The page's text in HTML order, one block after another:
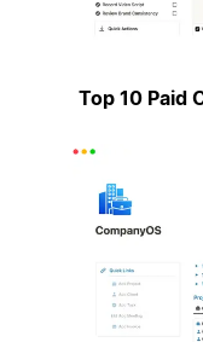
Top 10